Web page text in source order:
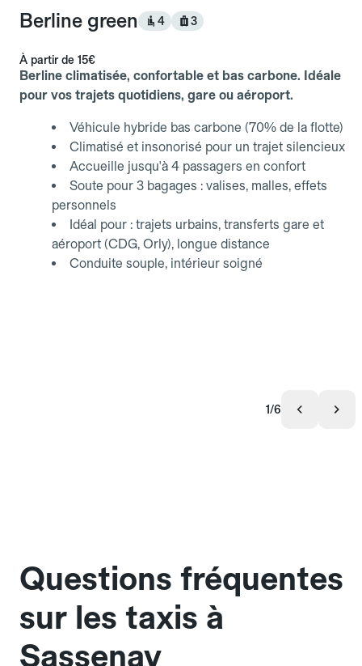
Berline green 4 3
À partir de 15€
Berline climatisée, confortable et bas carbone. Idéale
pour vos trajets quotidiens, gare ou aéroport.
Véhicule hybride bas carbone (70% de la flotte)
Climatisé et insonorisé pour un trajet silencieux
Accueille jusqu'à 4 passagers en confort
Soute pour 3 bagages : valises, malles, effets
personnels
Idéal pour : trajets urbains, transferts gare et
aéroport (CDG, Orly), longue distance
Conduite souple, intérieur soigné
1/6
Questions fréquentes
sur les taxis à
Sassenay